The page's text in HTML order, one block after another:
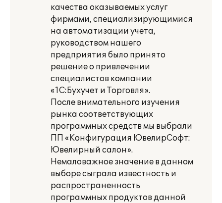
качества оказываемых услуг
фирмами, специализирующимися
на автоматизации учета,
руководством нашего
предприятия было принято
решение о привлечении
специалистов компании
«1С:Бухучет и Торговля».
После внимательного изучения
рынка соответствующих
программных средств мы выбрали
ПП «Конфигурация ЮвелирСофт:
Ювелирный салон».
Немаловажное значение в данном
выборе сыграла известность и
распространенность
программных продуктов данной